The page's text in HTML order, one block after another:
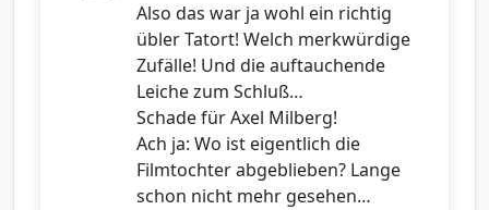
Also das war ja wohl ein richtig
übler Tatort! Welch merkwürdige
Zufälle! Und die auftauchende
Leiche zum Schluß…
Schade für Axel Milberg!
Ach ja: Wo ist eigentlich die
Filmtochter abgeblieben? Lange
schon nicht mehr gesehen…